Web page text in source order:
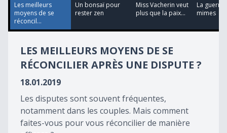
47
seconds
Les meilleurs
moyens de se
réconcil...
Un bonsaï pour
rester zen
Miss Vacherin veut
plus que la paix...
La guerre
mimes
LES MEILLEURS MOYENS DE SE
RÉCONCILIER APRÈS UNE DISPUTE ?
18.01.2019
Les disputes sont souvent fréquentes,
notamment dans les couples. Mais comment
faites-vous pour vous réconcilier de manière